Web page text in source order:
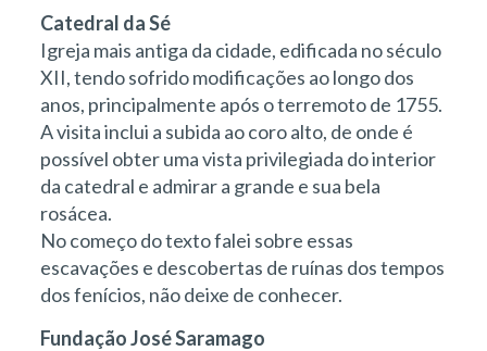
Catedral da Sé
Igreja mais antiga da cidade, edificada no século
XII, tendo sofrido modificações ao longo dos
anos, principalmente após o terremoto de 1755.
A visita inclui a subida ao coro alto, de onde é
possível obter uma vista privilegiada do interior
da catedral e admirar a grande e sua bela
rosácea.
No começo do texto falei sobre essas
escavações e descobertas de ruínas dos tempos
dos fenícios, não deixe de conhecer.
Fundação José Saramago